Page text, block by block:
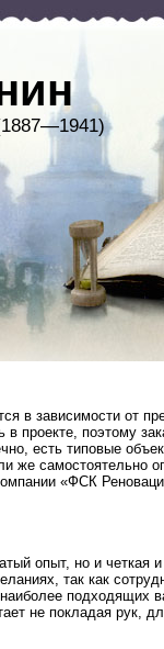
в зависимости от
проекте, поэтому
есть типовые
же самостоятельно
«ФСК
опыт, но и четкая
так как
подходящих
не покладая рук,